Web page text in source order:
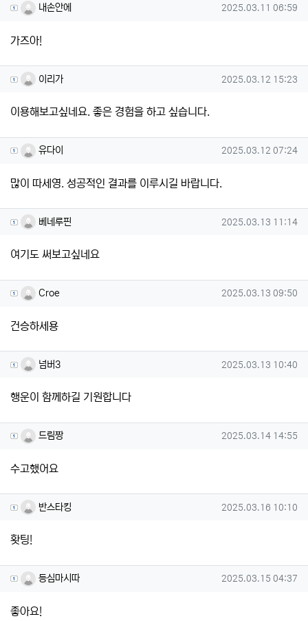
내손안에님의 댓글
내손안에 작성일
2025.03.11 06:59
가즈아!
이리가님의 댓글
이리가 작성일
2025.03.12 15:23
이용해보고싶네요. 좋은 경험을 하고 싶습니다.
유다이님의 댓글
유다이 작성일
2025.03.12 07:24
많이 따세영. 성공적인 결과를 이루시길 바랍니다.
베네루핀님의 댓글
베네루핀 작성일
2025.03.13 11:14
여기도 써보고싶네요
Croe님의 댓글
Croe 작성일
2025.03.13 09:50
건승하세용
넘버3님의 댓글
넘버3 작성일
2025.03.13 10:40
행운이 함께하길 기원합니다
드림짱님의 댓글
드림짱 작성일
2025.03.14 14:55
수고했어요
반스타킹님의 댓글
반스타킹 작성일
2025.03.16 10:10
홧팅!
등심마시따님의 댓글
등심마시따 작성일
2025.03.15 04:37
좋아요!